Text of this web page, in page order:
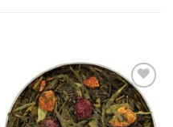
Add to
Wishlist